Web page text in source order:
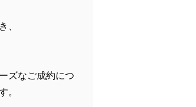
、
ズなご成約につ
。